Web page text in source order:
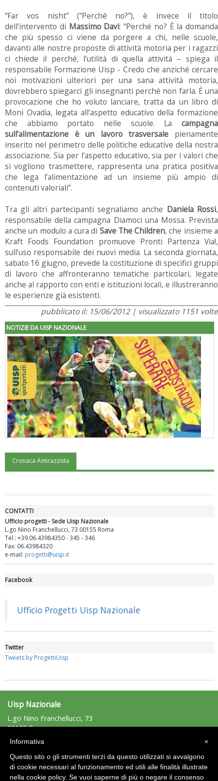
“Far vos nisht” (“Perché no?”), è invece il titolo
dell’intervento di Massimo Davi: “Perché no? È la domanda
che più spesso ci viene da porgere a chi, nelle scuole,
davanti alle nostre proposte di attività motoria per i ragazzi
ci chiede il perché, l’utilità di quella attività – spiega il
responsabile Formazione Uisp - Credo che anziché cercare
noi motivazioni ulteriori per una sana attività motoria,
dovrebbero spiegarci gli insegnanti perché non farla. È una
provocazione che ho voluto lanciare, tratta da un libro di
Moni Ovadia, legata all’aspetto educativo della formazione
che abbiamo portato nelle scuole. La campagna
sull’alimentazione è un lavoro trasversale pienamente
inserito nel perimetro delle politiche educative della nostra
associazione. Sia per l’aspetto educativo, sia per i valori che
si vogliono trasmettere, rappresenta una pratica positiva
che lega l’alimentazione ad un insieme più ampio di
contenuti valoriali”.
Tra gli altri partecipanti segnaliamo anche Daniela Rossi,
responsabile della campagna Diamoci una Mossa. Prevista
anche un modulo a cura di Save The Children, che insieme a
Kraft Foods Foundation promuove Pronti Partenza Via!,
sull’uso responsabile dei nuovi media. La seconda giornata,
sabato 16 giugno, prevede la costituzione di specifici gruppi
di lavoro che affronteranno tematiche particolari, legate
anche al rapporto con enti e istituzioni locali, e illustreranno
le esperienze già esistenti.
pubblicato il: 15/06/2012 | visualizzato 1151 volte
NOTIZIE DA UISP NAZIONALE
"Superare gli ostacoli": la relazione di Tiziano Pesce al CN Uisp
rivoluzioni"
Tiziano Pesce a Radio InBlu2000 traccia il bilancio della stagione
Cronaca Antirazzista
CONTATTI
Ufficio progetti - Sede Uisp Nazionale
L.go Nino Franchellucci, 73 00155 Roma
Tel.: +39.06.43984350 - 345 - 346
Fax: 06.43984320
e-mail: progetti@uisp.it
Facebook
Ufficio Progetti Uisp Nazionale
Twitter
Tweets by ProgettiUisp
Uisp Nazionale
L.go Nino Franchellucci, 73
00155 Roma
Tel: 06.439841 - Fax: 06.43984320
C.F.: 97029170582
×
Informativa
Questo sito o gli strumenti terzi da questo utilizzati si avvalgono
di cookie necessari al funzionamento ed utili alle finalità illustrate
nella cookie policy. Se vuoi saperne di più o negare il consenso